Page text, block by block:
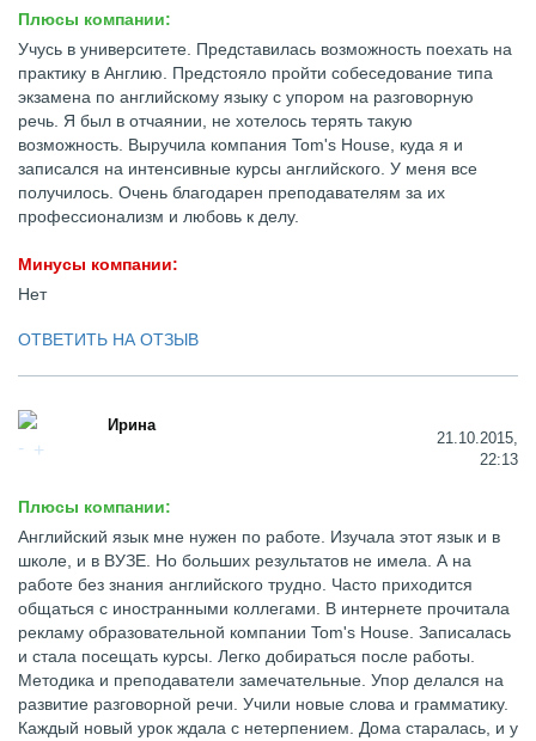
Плюсы компании:
Учусь в университете. Представилась возможность поехать на
практику в Англию. Предстояло пройти собеседование типа
экзамена по английскому языку с упором на разговорную
речь. Я был в отчаянии, не хотелось терять такую
возможность. Выручила компания Tom's House, куда я и
записался на интенсивные курсы английского. У меня все
получилось. Очень благодарен преподавателям за их
профессионализм и любовь к делу.
Минусы компании:
Нет
ОТВЕТИТЬ НА ОТЗЫВ
Ирина
21.10.2015,
22:13
Плюсы компании:
Английский язык мне нужен по работе. Изучала этот язык и в
школе, и в ВУЗЕ. Но больших результатов не имела. А на
работе без знания английского трудно. Часто приходится
общаться с иностранными коллегами. В интернете прочитала
рекламу образовательной компании Tom's House. Записалась
и стала посещать курсы. Легко добираться после работы.
Методика и преподаватели замечательные. Упор делался на
развитие разговорной речи. Учили новые слова и грамматику.
Каждый новый урок ждала с нетерпением. Дома старалась, и у